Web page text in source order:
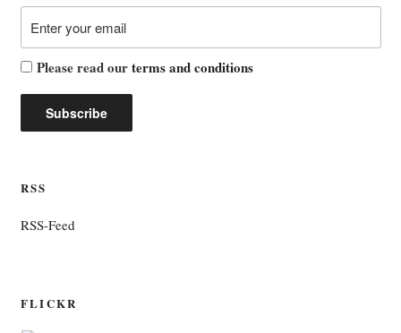
Please read ourterms and conditions
RSS
RSS-Feed
FLICKR